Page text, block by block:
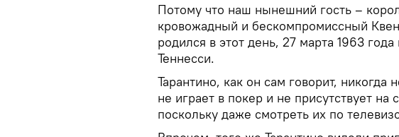
Потому что наш нынешний гость –
кровожадный и бескомпромиссный
родился в этот день, 27 марта 1963
Теннесси.
Тарантино, как он сам говорит, никогда
не играет в покер и не присутствует на
поскольку даже смотреть их по